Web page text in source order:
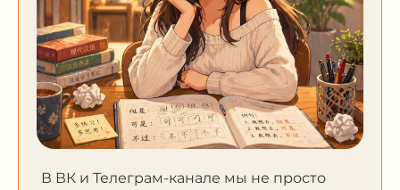
В ВК и Телеграм-канале мы не просто